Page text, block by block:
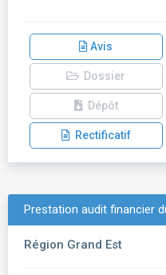
Avis
Dossier
Dépôt
Rectificatif
Prestation audit financier
Région Grand Est